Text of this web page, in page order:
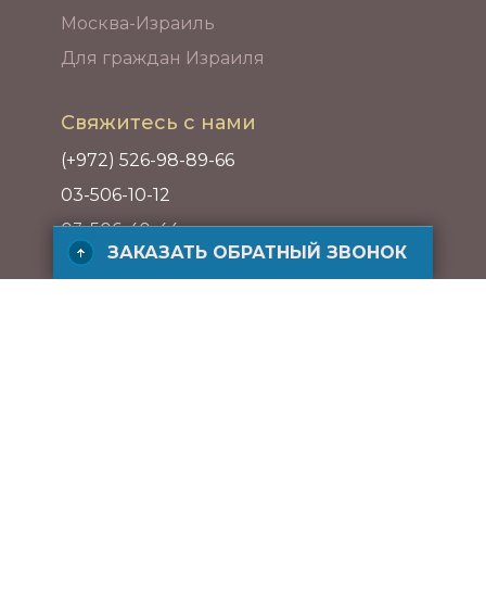
Москва-Израиль
Для граждан Израиля
Свяжитесь с нами
(+972) 526-98-89-66
03-506-10-12
03-506-40-44
Адрес
ЗАКАЗАТЬ ОБРАТНЫЙ ЗВОНОК